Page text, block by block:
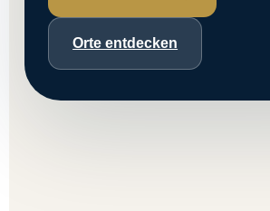
Orte entdecken